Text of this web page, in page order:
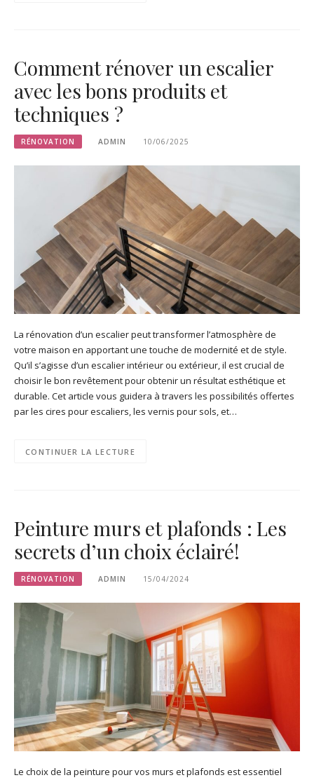
Comment rénover un escalier
avec les bons produits et
techniques ?
RÉNOVATION ADMIN 10/06/2025
La rénovation d’un escalier peut transformer l’atmosphère de
votre maison en apportant une touche de modernité et de style.
Qu’il s’agisse d’un escalier intérieur ou extérieur, il est crucial de
choisir le bon revêtement pour obtenir un résultat esthétique et
durable. Cet article vous guidera à travers les possibilités offertes
par les cires pour escaliers, les vernis pour sols, et…
CONTINUER LA LECTURE
Peinture murs et plafonds : Les
secrets d’un choix éclairé!
RÉNOVATION ADMIN 15/04/2024
Le choix de la peinture pour vos murs et plafonds est essentiel